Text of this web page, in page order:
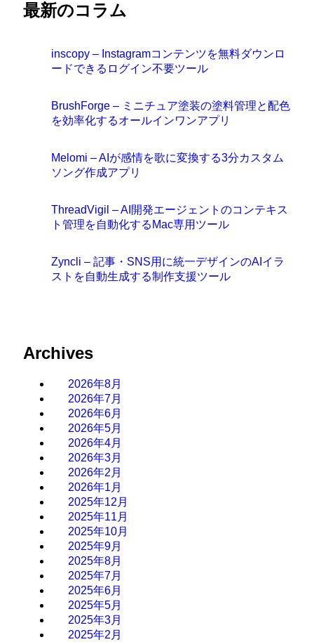
最新のコラム
inscopy – Instagramコンテンツを無料ダウンロ
ードできるログイン不要ツール
BrushForge – ミニチュア塗装の塗料管理と配色
を効率化するオールインワンアプリ
Melomi – AIが感情を歌に変換する3分カスタム
ソング作成アプリ
ThreadVigil – AI開発エージェントのコンテキス
ト管理を自動化するMac専用ツール
Zyncli – 記事・SNS用に統一デザインのAIイラ
ストを自動生成する制作支援ツール
Archives
2026年8月
2026年7月
2026年6月
2026年5月
2026年4月
2026年3月
2026年2月
2026年1月
2025年12月
2025年11月
2025年10月
2025年9月
2025年8月
2025年7月
2025年6月
2025年5月
2025年3月
2025年2月